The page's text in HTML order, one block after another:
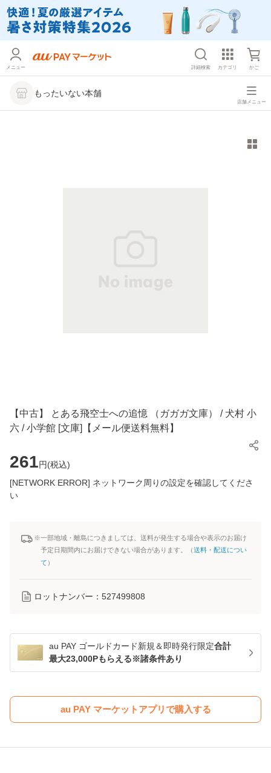
メニュー 詳細検索 カテゴリ かご
もったいない本舗
店舗メニュー
【中古】 とある飛空士への追憶 （ガガガ文庫） / 犬村 小
六 / 小学館 [文庫]【メール便送料無料】
261円(税込)
[NETWORK ERROR] ネットワーク周りの設定を確認してくださ
い
※一部地域・離島につきましては、送料が発生する場合や表示のお届け
予定日期間内にお届けできない場合があります。（送料・配送につい
て ）
ロットナンバー： 527499808
au PAY ゴールドカード新規＆即時発行限定合計
最大23,000Pもらえる※諸条件あり
au PAY マーケットアプリで購入する